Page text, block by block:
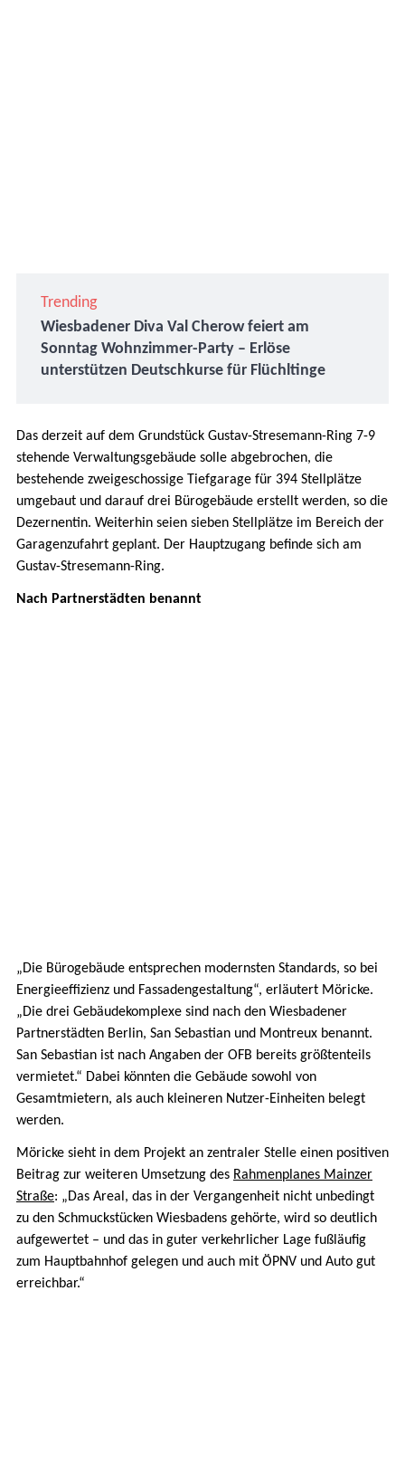
Trending
Wiesbadener Diva Val Cherow feiert am
Sonntag Wohnzimmer-Party – Erlöse
unterstützen Deutschkurse für Flüchltinge
Das derzeit auf dem Grundstück Gustav-Stresemann-Ring 7-9
stehende Verwaltungsgebäude solle abgebrochen, die
bestehende zweigeschossige Tiefgarage für 394 Stellplätze
umgebaut und darauf drei Bürogebäude erstellt werden, so die
Dezernentin. Weiterhin seien sieben Stellplätze im Bereich der
Garagenzufahrt geplant. Der Hauptzugang befinde sich am
Gustav-Stresemann-Ring.
Nach Partnerstädten benannt
„Die Bürogebäude entsprechen modernsten Standards, so bei
Energieeffizienz und Fassadengestaltung“, erläutert Möricke.
„Die drei Gebäudekomplexe sind nach den Wiesbadener
Partnerstädten Berlin, San Sebastian und Montreux benannt.
San Sebastian ist nach Angaben der OFB bereits größtenteils
vermietet.“ Dabei könnten die Gebäude sowohl von
Gesamtmietern, als auch kleineren Nutzer-Einheiten belegt
werden.
Möricke sieht in dem Projekt an zentraler Stelle einen positiven
Beitrag zur weiteren Umsetzung des Rahmenplanes Mainzer
Straße: „Das Areal, das in der Vergangenheit nicht unbedingt
zu den Schmuckstücken Wiesbadens gehörte, wird so deutlich
aufgewertet – und das in guter verkehrlicher Lage fußläufig
zum Hauptbahnhof gelegen und auch mit ÖPNV und Auto gut
erreichbar.“